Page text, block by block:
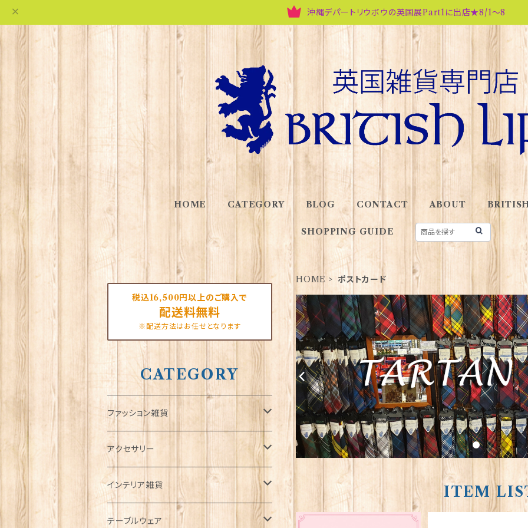
沖縄デパートリウボウの英国展Part1に出店★8/1～8
HOME CATEGORY BLOG CONTACT ABOUT
SHOPPING GUIDE
HOME ポストカード
ITEM
税込16,500円以上のご購入で
配送料無料
※配送方法はお任せとなります
CATEGORY
ファッション雑貨
タータンネクタイ
帽子
キャップ
Tシャツ
アクセサリー
ORTAK
ブローチ
インテリア雑貨
インテリア置物
テーブルウェア